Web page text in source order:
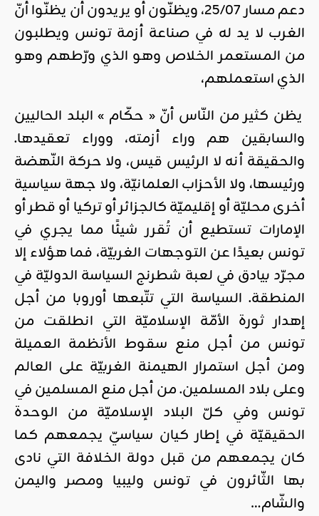
دعم مسار 25/07، ويظنّون أو يريدون أن يظنّوا أنّ
الغرب لا يد له في صناعة أزمة تونس ويطلبون
من المستعمر الخلاص وهو الذي ورّطهم وهو
الذي استعملهم،
يظن كثير من النّاس أنّ « حكّام » البلد الحاليين
والسابقين هم وراء أزمته، ووراء تعقيدها.
والحقيقة أنه لا الرئيس قيس، ولا حركة النّهضة
ورئيسها، ولا الأحزاب العلمانيّة، ولا جهة سياسية
أخرى محليّة أو إقليميّة كالجزائر أو تركيا أو قطر أو
الإمارات تستطيع أن تُقرر شيئًا مما يجري في
تونس بعيدًا عن التوجهات الغربيّة، فما هؤلاء إلا
مجرّد بيادق في لعبة شطرنج السياسة الدوليّة في
المنطقة. السياسة التي تتّبعها أوروبا من أجل
إهدار ثورة الأمّة الإسلاميّة التي انطلقت من
تونس من أجل منع سقوط الأنظمة العميلة
ومن أجل استمرار الهيمنة الغربيّة على العالم
وعلى بلاد المسلمين. من أجل منع المسلمين في
تونس وفي كلّ البلاد الإسلاميّة من الوحدة
الحقيقيّة في إطار كيان سياسيّ يجمعهم كما
كان يجمعهم من قبل دولة الخلافة التي نادى
بها الثّائرون في تونس وليبيا ومصر واليمن
والشّام…